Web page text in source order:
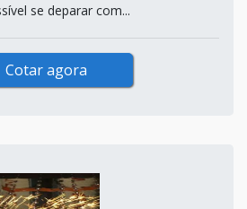
se deparar com...
Cotar agora